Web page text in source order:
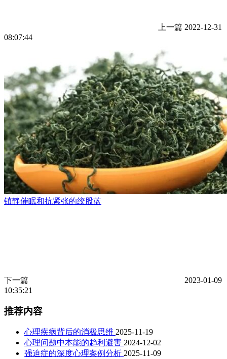
上一篇 2022-12-31
08:07:44
镇静催眠和抗紧张的绞股蓝
下一篇
2023-01-09
10:35:21
推荐内容
心理疾病背后的消极思维 2025-11-19
心理问题中本能的趋利避害 2024-12-02
强迫症的深度心理案例分析 2025-11-09